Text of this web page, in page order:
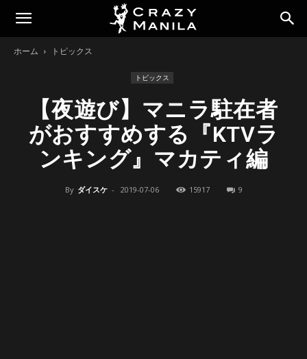
ホーム トピックス
トピックス
【夜遊び】マニラ駐在者
がおすすめする『KTVラ
ンキング』マカティ編
By ダイスケ - 2019-07-06 15917 9